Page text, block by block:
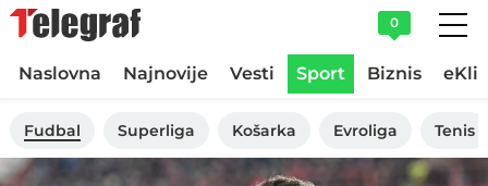
0
Naslovna Najnovije Vesti Sport Biznis
Fudbal Superliga Košarka Evroliga Tenis